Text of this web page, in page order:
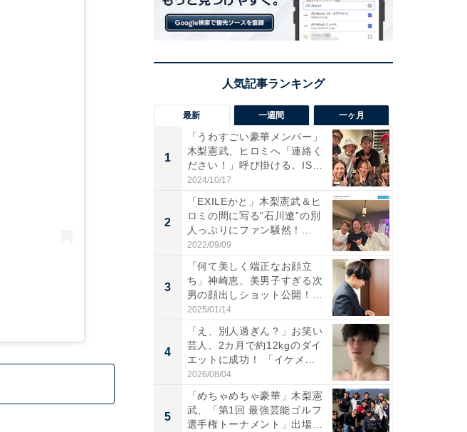
最新 一週間 一ヶ月
1
「うわすごい豪華メンバー」
木梨憲武、ヒロミへ「連絡く
ださい！」呼び掛ける。IS
S...
2024/10/17
2
「EXILEかと」木梨憲武＆ヒ
ロミの間に写る“石川遼”の別
人っぷりにファン騒然！...
2022/09/09
3
「何て美しく端正なお顔立
ち」神崎恵、美男子すぎる次
男の顔出しショット公開！
「め...
2025/01/14
4
「え、別人過ぎん？」お笑い
芸人、2カ月で約12kgのダイ
エットに成功！ 「イケメ...
2026/08/04
5
「めちゃめちゃ豪華」木梨憲
武、「第1回 最強芸能ゴルフ
選手権トーナメント」出場